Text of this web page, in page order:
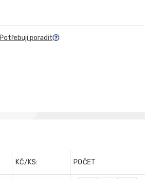
Potřebuji poradit
KČ/KS: POČET